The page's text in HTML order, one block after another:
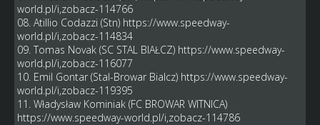
world.pl/i,zobacz-114766
08. Atillio Codazzi (Stn) https://www.speedway-
world.pl/i,zobacz-114834
09. Tomas Novak (SC STAL BIAŁCZ) https://www.speedway-
world.pl/i,zobacz-116077
10. Emil Gontar (Stal-Browar Bialcz) https://www.speedway-
world.pl/i,zobacz-119395
11. Władysław Kominiak (FC BROWAR WITNICA)
https://www.speedway-world.pl/i,zobacz-114786